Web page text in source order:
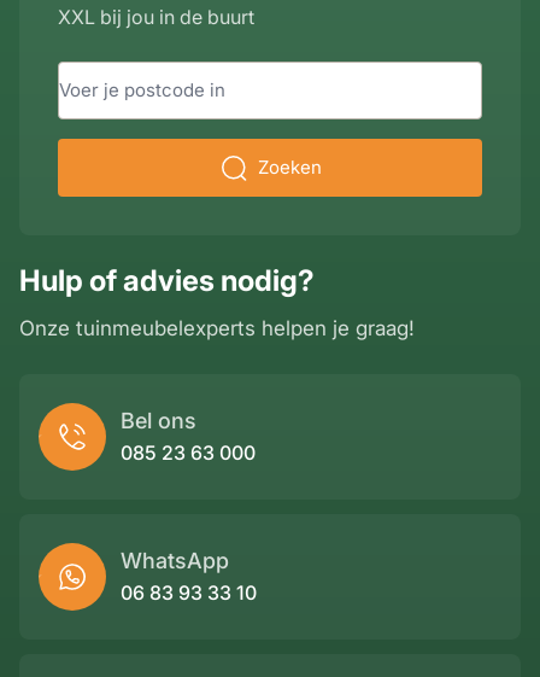
Hulp of advies nodig?
Onze tuinmeubelexperts helpen je graag!
Bel ons
085 23 63 000
WhatsApp
06 83 93 33 10
XXL bij jou in de buurt
Zoeken